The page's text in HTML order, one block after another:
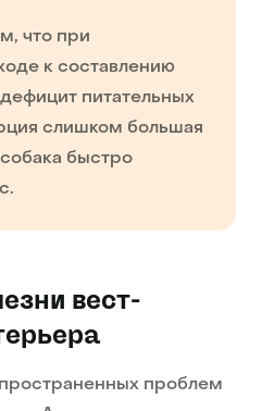
что при
к составлению
питательных
слишком большая
быстро
вест-
проблем